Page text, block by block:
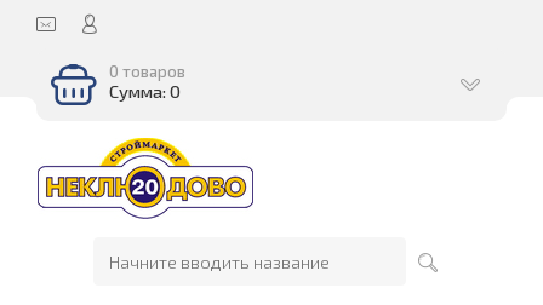
0 товаров
Сумма: 0